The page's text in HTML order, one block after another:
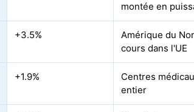
montée en
+3.5%
Amérique du
cours dans l'UE
+1.9%
Centres
entier